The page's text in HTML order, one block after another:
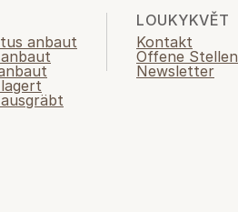
anbaut
LOUKYKVĚT
Kontakt
Offene Stellen
Newsletter